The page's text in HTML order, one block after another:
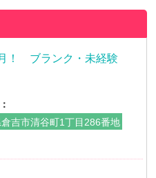
！ ブランク・未経験
吉市清谷町1丁目286番地